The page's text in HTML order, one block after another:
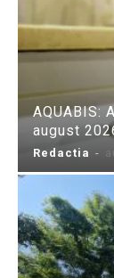
AQUABIS:
august
Redactia -